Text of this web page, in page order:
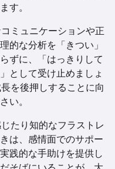
す。
ミュニケーションや正
的な分析を「きつい」
ずに、「はっきりして
として受け止めましょ
を後押しすることに向
い。
たり知的なフラストレ
は、感情面でのサポー
践的な手助けを提供し